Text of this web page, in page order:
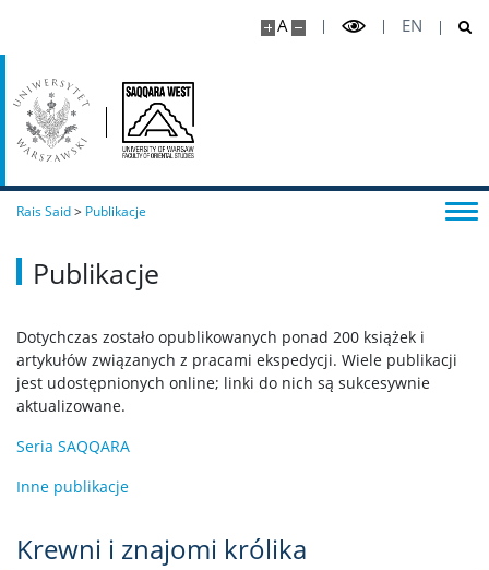
A EN
Rais Said> Publikacje
Publikacje
Dotychczas zostało opublikowanych ponad 200 książek i
artykułów związanych z pracami ekspedycji. Wiele publikacji
jest udostępnionych online; linki do nich są sukcesywnie
aktualizowane.
Seria SAQQARA
Inne publikacje
Krewni i znajomi królika